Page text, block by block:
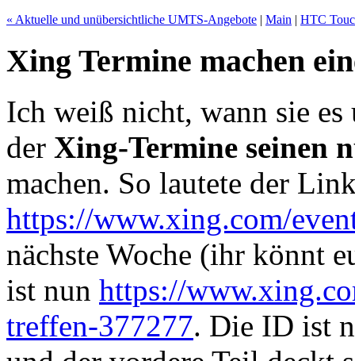
« Aktuelle und unübersichtliche UMTS-Angebote | Main | HTC
Xing Termine machen
Ich weiß nicht, wann sie
der Xing-Termine seinen
machen. So lautete der
https://www.xing.com/
nächste Woche (ihr könnt
ist nun https://
treffen-377277. Die ID ist